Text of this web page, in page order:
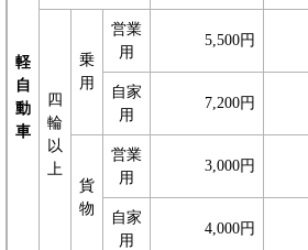
軽
自
動
車
四
輪
以
上
乗
用
営業
用
5,500円
自家
用
7,200円
貨
物
営業
用
3,000円
自家
用
4,000円